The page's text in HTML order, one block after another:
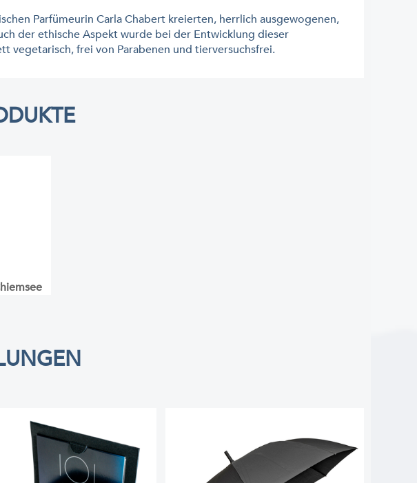
Parfümeurin Carla Chabert kreierten, herrlich ausgewogenen,
der ethische Aspekt wurde bei der Entwicklung dieser
vegetarisch, frei von Parabenen und tierversuchsfrei.